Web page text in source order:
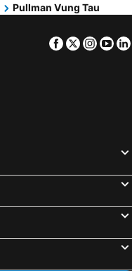
Pullman Vung Tau
Facebook
Twitter